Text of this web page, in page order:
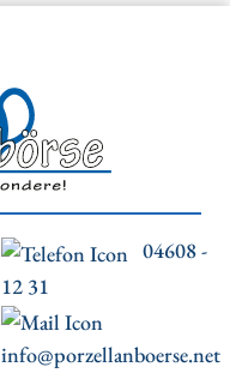
04608 -
12 31
info@porzellanboerse.net